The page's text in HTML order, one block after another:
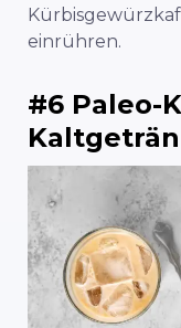
einrühren.
#6 Paleo-